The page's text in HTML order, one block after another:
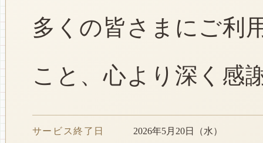
多くの皆さまにご利
こと、心より深く感
サービス終了日 2026年5月20日（水）